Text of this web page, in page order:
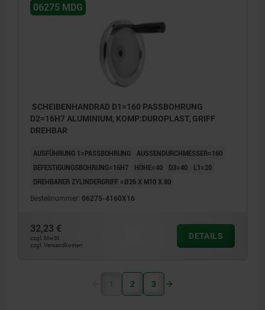
06275 MDG
SCHEIBENHANDRAD D1=160 PASSBOHRUNG
D2=16H7 ALUMINIUM, KOMP:DUROPLAST, GRIFF
DREHBAR
AUSFÜHRUNG 1=PASSBOHRUNG AUSSENDURCHMESSER=160
BEFESTIGUNGSBOHRUNG=16H7
HÖHE=40 D3=40
L1=20
DREHBARER ZYLINDERGRIFF =Ø26 X M10 X 80
Bestellnummer: 06275-4160X16
32,23 €
zzgl. MwSt.
zzgl. Versandkosten
DETAILS
1 2 3